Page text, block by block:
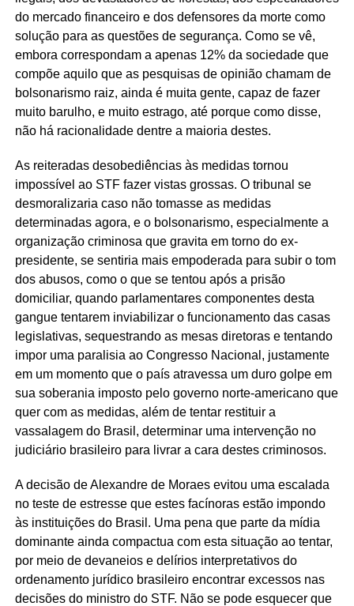
do mercado financeiro e dos defensores da morte como
solução para as questões de segurança. Como se vê,
embora correspondam a apenas 12% da sociedade que
compõe aquilo que as pesquisas de opinião chamam de
bolsonarismo raiz, ainda é muita gente, capaz de fazer
muito barulho, e muito estrago, até porque como disse,
não há racionalidade dentre a maioria destes.
As reiteradas desobediências às medidas tornou
impossível ao STF fazer vistas grossas. O tribunal se
desmoralizaria caso não tomasse as medidas
determinadas agora, e o bolsonarismo, especialmente a
organização criminosa que gravita em torno do ex-
presidente, se sentiria mais empoderada para subir o tom
dos abusos, como o que se tentou após a prisão
domiciliar, quando parlamentares componentes desta
gangue tentarem inviabilizar o funcionamento das casas
legislativas, sequestrando as mesas diretoras e tentando
impor uma paralisia ao Congresso Nacional, justamente
em um momento que o país atravessa um duro golpe em
sua soberania imposto pelo governo norte-americano que
quer com as medidas, além de tentar restituir a
vassalagem do Brasil, determinar uma intervenção no
judiciário brasileiro para livrar a cara destes criminosos.
A decisão de Alexandre de Moraes evitou uma escalada
no teste de estresse que estes facínoras estão impondo
às instituições do Brasil. Uma pena que parte da mídia
dominante ainda compactua com esta situação ao tentar,
por meio de devaneios e delírios interpretativos do
ordenamento jurídico brasileiro encontrar excessos nas
decisões do ministro do STF. Não se pode esquecer que